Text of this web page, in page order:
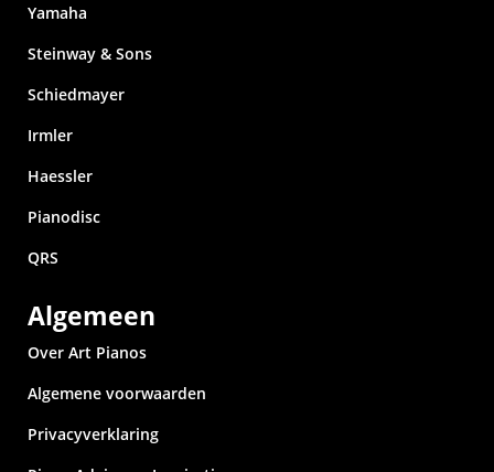
Yamaha
Steinway & Sons
Schiedmayer
Irmler
Haessler
Pianodisc
QRS
Algemeen
Over Art Pianos
Algemene voorwaarden
Privacyverklaring